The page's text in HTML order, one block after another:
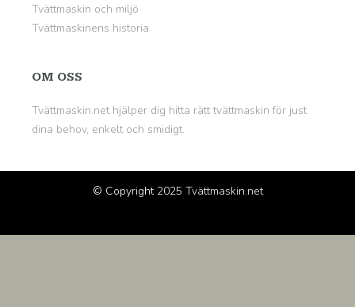
Tvättmaskin och miljö
Tvättmaskinens historia
OM OSS
Tvättmaskin.net hjälper dig hitta rätt tvättmaskin för just
dina behov, enkelt och smidigt.
© Copyright 2025 Tvättmaskin.net